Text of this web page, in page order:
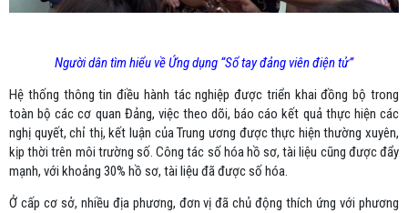
Người dân tìm hiểu về Ứng dụng “Sổ tay đảng viên điện tử”
Hệ thống thông tin điều hành tác nghiệp được triển khai đồng bộ trong
toàn bộ các cơ quan Đảng, việc theo dõi, báo cáo kết quả thực hiện các
nghị quyết, chỉ thị, kết luận của Trung ương được thực hiện thường xuyên,
kịp thời trên môi trường số. Công tác số hóa hồ sơ, tài liệu cũng được đẩy
mạnh, với khoảng 30% hồ sơ, tài liệu đã được số hóa.
Ở cấp cơ sở, nhiều địa phương, đơn vị đã chủ động thích ứng với phương